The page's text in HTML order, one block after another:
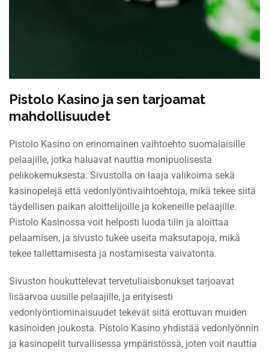
Pistolo Kasino ja sen tarjoamat
mahdollisuudet
Pistolo Kasino on erinomainen vaihtoehto suomalaisille
pelaajille, jotka haluavat nauttia monipuolisesta
pelikokemuksesta. Sivustolla on laaja valikoima sekä
kasinopelejä että vedonlyöntivaihtoehtoja, mikä tekee siitä
täydellisen paikan aloittelijoille ja kokeneille pelaajille.
Pistolo Kasinossa voit helposti luoda tilin ja aloittaa
pelaamisen, ja sivusto tukee useita maksutapoja, mikä
tekee tallettamisesta ja nostamisesta vaivatonta.
Sivuston houkuttelevat tervetuliaisbonukset tarjoavat
lisäarvoa uusille pelaajille, ja erityisesti
vedonlyöntiominaisuudet tekevät siitä erottuvan muiden
kasinoiden joukosta. Pistolo Kasino yhdistää vedonlyönnin
ja kasinopelit turvallisessa ympäristössä, joten voit nauttia